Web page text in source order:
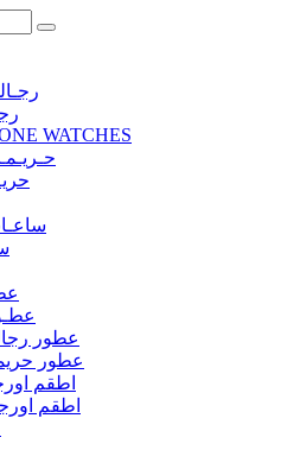
WATCHES
عطور
عطور
اطقم
اطقم